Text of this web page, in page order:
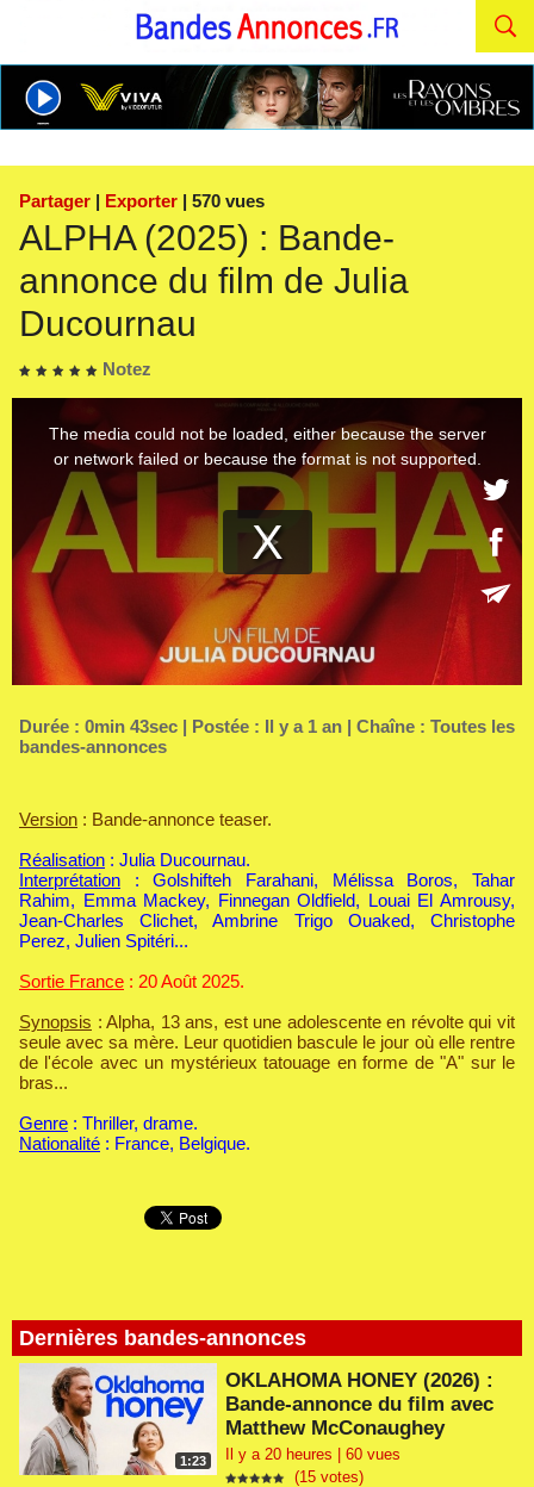
Partager | Exporter | 570 vues
ALPHA (2025) : Bande-
annonce du film de Julia
Ducournau
Notez
Dernières bandes-annonces
1:23
OKLAHOMA HONEY (2026) :
Bande-annonce du film avec
Matthew McConaughey
Il y a 20 heures | 60 vues
(15 votes)
Durée : 0min 43sec | Postée : Il y a 1 an | Chaîne : Toutes les
bandes-annonces
Version : Bande-annonce teaser.
Réalisation : Julia Ducournau.
Interprétation : Golshifteh Farahani, Mélissa Boros, Tahar
Rahim, Emma Mackey, Finnegan Oldfield, Louai El Amrousy,
Jean-Charles Clichet, Ambrine Trigo Ouaked, Christophe
Perez, Julien Spitéri...
Sortie France : 20 Août 2025.
Synopsis : Alpha, 13 ans, est une adolescente en révolte qui vit
seule avec sa mère. Leur quotidien bascule le jour où elle rentre
de l'école avec un mystérieux tatouage en forme de "A" sur le
bras...
Genre : Thriller, drame.
Nationalité : France, Belgique.